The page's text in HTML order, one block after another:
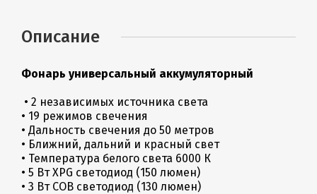
Описание
Фонарь универсальный аккумуляторный
• 2 независимых источника света
• 19 режимов свечения
• Дальность свечения до 50 метров
• Ближний, дальний и красный свет
• Температура белого света 6000 К
• 5 Вт XPG светодиод (150 люмен)
• 3 Вт СОВ светодиод (130 люмен)